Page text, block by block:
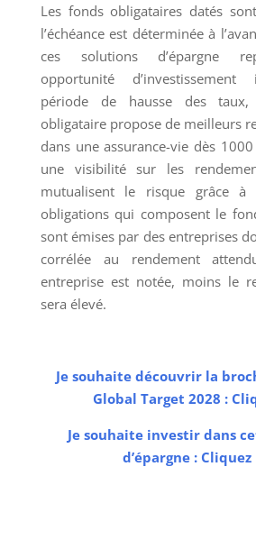
Les fonds obligataires datés
l’échéance est déterminée à
ces solutions d’épargne
opportunité d’investissement
période de hausse des
obligataire propose de meilleurs
dans une assurance-vie dès
une visibilité sur les
mutualisent le risque grâce à
obligations qui composent le
sont émises par des entreprises
corrélée au rendement
entreprise est notée, moins le
sera élevé.
Je souhaite découvrir la
Global Target 2028 :
Je souhaite investir dans
d’épargne : Cliquez